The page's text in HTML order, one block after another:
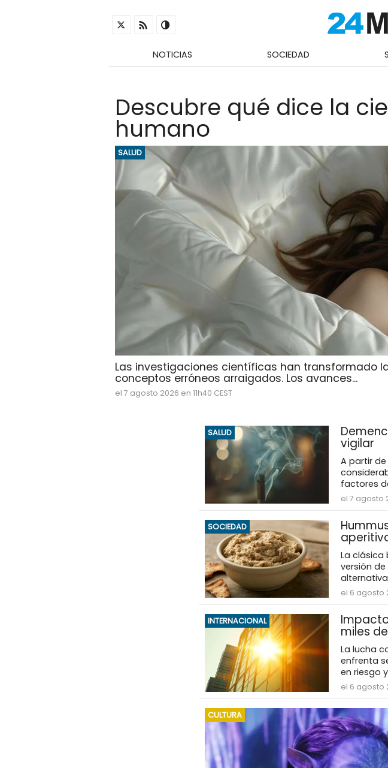
NOTICIAS SOCIEDAD
Descubre qué dice la
humano
SALUD
Las investigaciones científicas han transformado
conceptos erróneos arraigados. Los avances...
el 7 agosto 2026 en 11h40 CEST
SALUD
vigilar
A partir
factores
el 7 agosto
SOCIEDAD
La clásica
versión
el 6 agosto
INTERNACIONAL Impacto
miles
La lucha
enfrenta
en riesgo
el 6 agosto
CULTURA